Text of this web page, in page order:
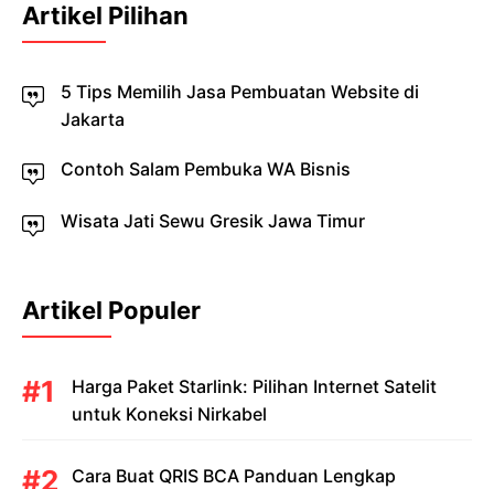
Artikel Pilihan
5 Tips Memilih Jasa Pembuatan Website di
Jakarta
Contoh Salam Pembuka WA Bisnis
Wisata Jati Sewu Gresik Jawa Timur
Artikel Populer
Harga Paket Starlink: Pilihan Internet Satelit
untuk Koneksi Nirkabel
Cara Buat QRIS BCA Panduan Lengkap